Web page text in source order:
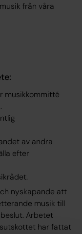
från våra
musikkommitté
av andra
efter
nyskapande att
musik till
Arbetet
har fattat